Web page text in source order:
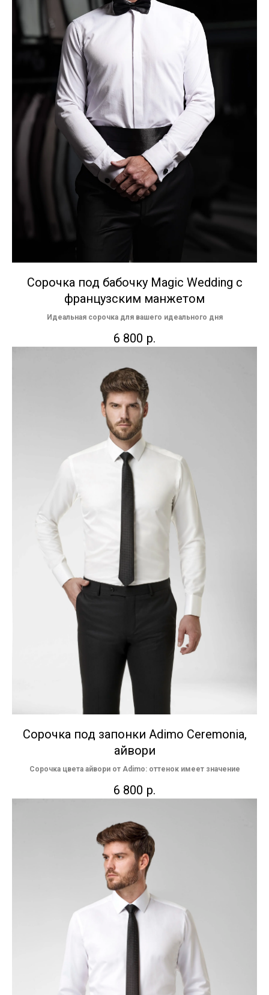
Сорочка под бабочку Magic Wedding с
французским манжетом
Идеальная сорочка для вашего идеального дня
6 800 р.
Сорочка под запонки Adimo Ceremonia,
айвори
Сорочка цвета айвори от Adimo: оттенок имеет значение
6 800 р.